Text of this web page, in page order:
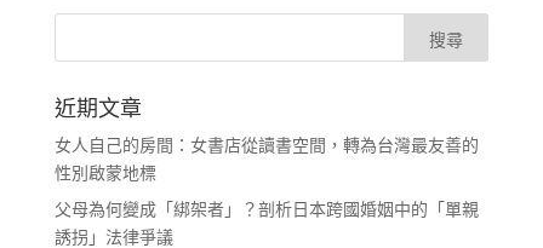
近期文章
女人自己的房間：女書店從讀書空間，轉為台灣最友善的
性別啟蒙地標
父母為何變成「綁架者」？剖析日本跨國婚姻中的「單親
誘拐」法律爭議